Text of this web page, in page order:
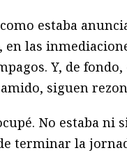
estaba
en las
Y, de
siguen
No estaba ni
terminar la